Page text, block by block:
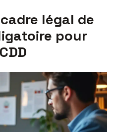
légal de
pour